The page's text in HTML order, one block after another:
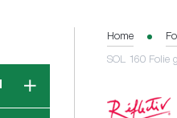
Home
SOL 160 Folie